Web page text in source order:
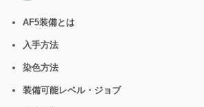
AF5装備とは
入手方法
染色方法
装備可能レベル・ジョブ